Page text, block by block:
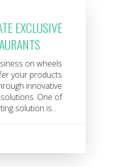
EXCLUSIVE
on wheels
your products
innovative
One of
solution is...